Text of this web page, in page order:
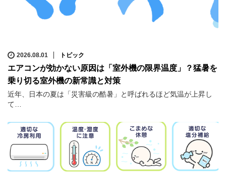
2026.08.01 トピック
エアコンが効かない原因は「室外機の限界温度」？猛暑を
乗り切る室外機の新常識と対策
近年、日本の夏は「災害級の酷暑」と呼ばれるほど気温が上昇し
て…